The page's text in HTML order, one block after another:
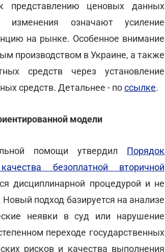
ценовых данных
изменения означают усиление
на рынке. Особенное внимание
производством в Украине, а также
средств через установление
средств. Детальнее - поссылке.
модели
помощи утвердил Порядок
безоплатной вторичной
дисциплинарной процедурой и не
подход базируется на анализе
неявки в суд или нарушение
переходе государственных
рисков и качества выполнения